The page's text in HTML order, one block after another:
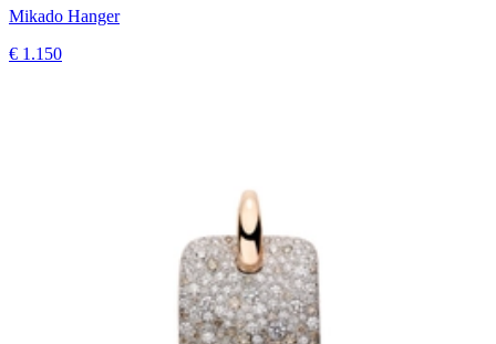
Mikado Hanger
€ 1.150